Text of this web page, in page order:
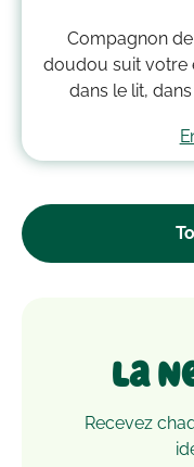
Compagnon
doudou suit votre
dans le lit,
essentielle
accumulé une
passer à la
La
Recevez